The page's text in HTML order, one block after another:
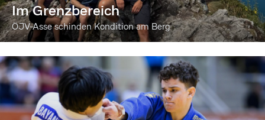
Im Grenzbereich
ÖJV-Asse schinden Kondition am Berg